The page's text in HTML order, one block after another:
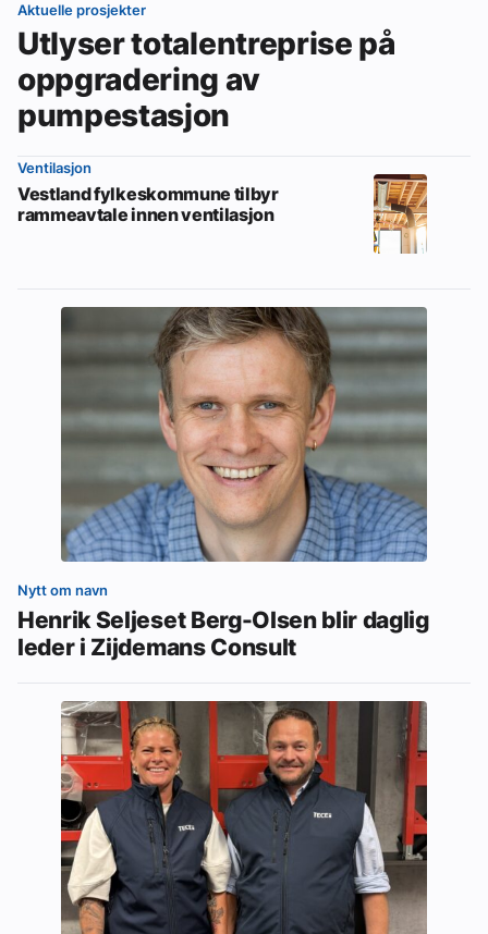
Aktuelle prosjekter
Utlyser totalentreprise på
oppgradering av
pumpestasjon
Ventilasjon
Vestland fylkeskommune tilbyr
rammeavtale innen ventilasjon
Nytt om navn
Henrik Seljeset Berg-Olsen blir daglig
leder i Zijdemans Consult